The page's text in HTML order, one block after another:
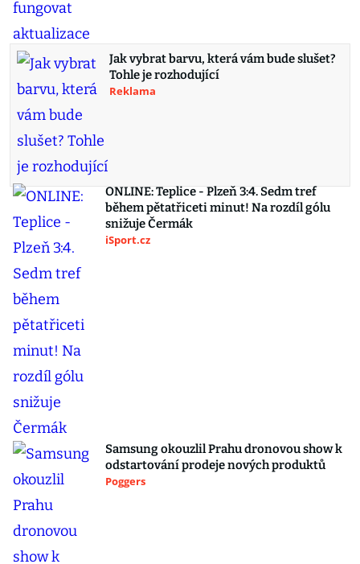
Jak vybrat barvu, která vám bude slušet?
Tohle je rozhodující
Reklama
ONLINE: Teplice - Plzeň 3:4. Sedm tref
během pětatřiceti minut! Na rozdíl gólu
snižuje Čermák
iSport.cz
Samsung okouzlil Prahu dronovou show k
odstartování prodeje nových produktů
Poggers